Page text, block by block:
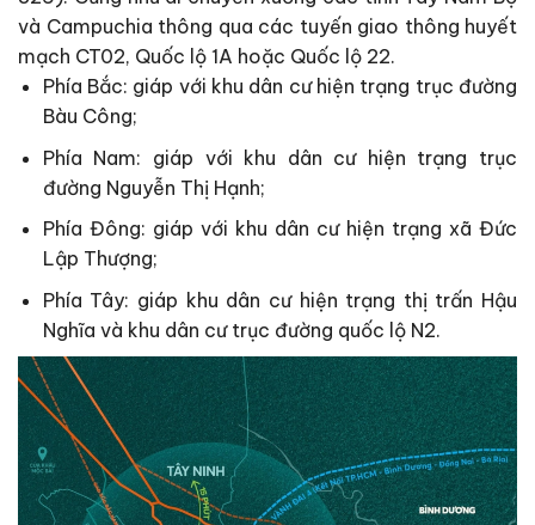
và Campuchia thông qua các tuyến giao thông huyết
mạch CT02, Quốc lộ 1A hoặc Quốc lộ 22.
Phía Bắc: giáp với khu dân cư hiện trạng trục đường
Bàu Công;
Phía Nam: giáp với khu dân cư hiện trạng trục
đường Nguyễn Thị Hạnh;
Phía Đông: giáp với khu dân cư hiện trạng xã Đức
Lập Thượng;
Phía Tây: giáp khu dân cư hiện trạng thị trấn Hậu
Nghĩa và khu dân cư trục đường quốc lộ N2.